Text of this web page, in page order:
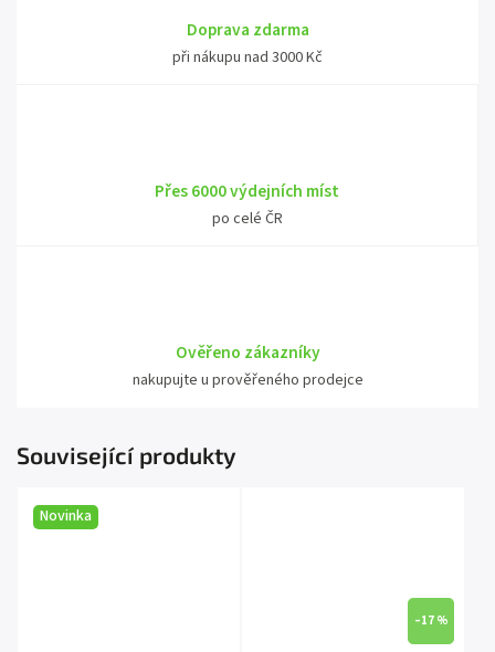
Doprava zdarma
při nákupu nad 3000 Kč
Přes 6000 výdejních míst
po celé ČR
Ověřeno zákazníky
nakupujte u prověřeného prodejce
Související produkty
Novinka
–17 %